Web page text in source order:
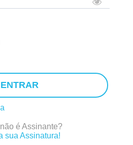
ENTRAR
é Assinante?
sua Assinatura!